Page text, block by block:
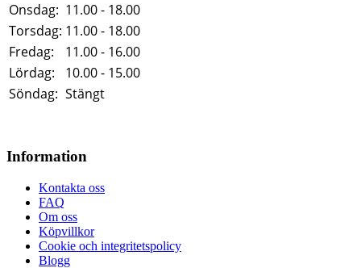
Onsdag: 11.00 - 18.00
Torsdag: 11.00 - 18.00
Fredag:
11.00 - 16.00
Lördag:
10.00 - 15.00
Söndag: Stängt
Information
Kontakta oss
FAQ
Om oss
Köpvillkor
Cookie och integritetspolicy
Blogg